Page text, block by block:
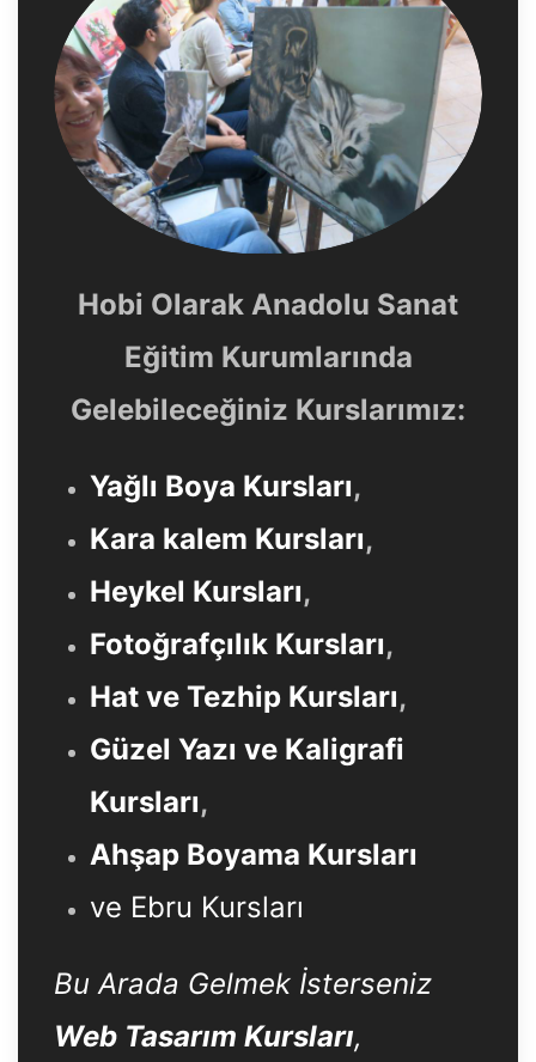
Hobi Olarak Anadolu Sanat
Eğitim Kurumlarında
Gelebileceğiniz Kurslarımız:
Yağlı Boya Kursları,
Kara kalem Kursları,
Heykel Kursları,
Fotoğrafçılık Kursları,
Hat ve Tezhip Kursları,
Güzel Yazı ve Kaligrafi
Kursları,
Ahşap Boyama Kursları
ve Ebru Kursları
Bu Arada Gelmek İsterseniz
Web Tasarım Kursları,